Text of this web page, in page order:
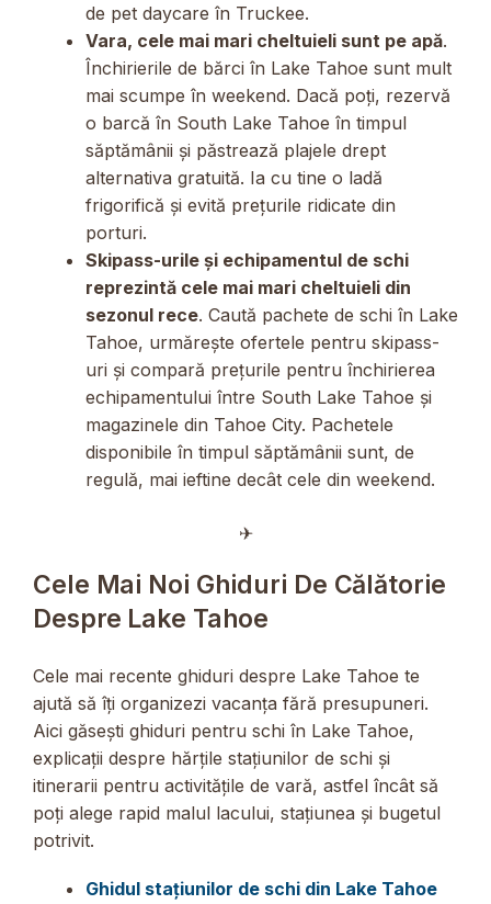
de pet daycare în Truckee.
Vara, cele mai mari cheltuieli sunt pe apă.
Închirierile de bărci în Lake Tahoe sunt mult
mai scumpe în weekend. Dacă poți, rezervă
o barcă în South Lake Tahoe în timpul
săptămânii și păstrează plajele drept
alternativa gratuită. Ia cu tine o ladă
frigorifică și evită prețurile ridicate din
porturi.
Skipass-urile și echipamentul de schi
reprezintă cele mai mari cheltuieli din
sezonul rece. Caută pachete de schi în Lake
Tahoe, urmărește ofertele pentru skipass-
uri și compară prețurile pentru închirierea
echipamentului între South Lake Tahoe și
magazinele din Tahoe City. Pachetele
disponibile în timpul săptămânii sunt, de
regulă, mai ieftine decât cele din weekend.
✈︎
Cele Mai Noi Ghiduri De Călătorie
Despre Lake Tahoe
Cele mai recente ghiduri despre Lake Tahoe te
ajută să îți organizezi vacanța fără presupuneri.
Aici găsești ghiduri pentru schi în Lake Tahoe,
explicații despre hărțile stațiunilor de schi și
itinerarii pentru activitățile de vară, astfel încât să
poți alege rapid malul lacului, stațiunea și bugetul
potrivit.
Ghidul stațiunilor de schi din Lake Tahoe